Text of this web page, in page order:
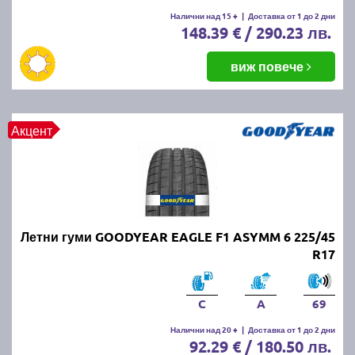
Летните гуми се считат за износени, когато
дълбочината на протектора падне под 1.6 мм.
Въпреки това, за по-добро сцепление и
безопасност се препоръчва смяната им при
дълбочина под 3 мм.
ПРОЧЕТИ ОЩЕ:Има ли закон за зимни гуми в
България?
Можем ли да шофираме със
зимни гуми през лятото?
Въпреки че е законно, не се препоръчва, защото
зимните гуми са направени от по-мека смес, която
се износва по-бързо при високи температури.
Освен това, те имат по-дълъг спирачен път и по-
слабо сцепление на суха и мокра настилка през
Налични над 15 + | Доставка от 1 до 2 дни
148.39 € / 290.23 лв.
виж повече
Акцент
Летни гуми GOODYEAR EAGLE F1 ASYMM 6 225/45
R17
C A 69
Налични над 20 + | Доставка от 1 до 2 дни
92.29 € / 180.50 лв.